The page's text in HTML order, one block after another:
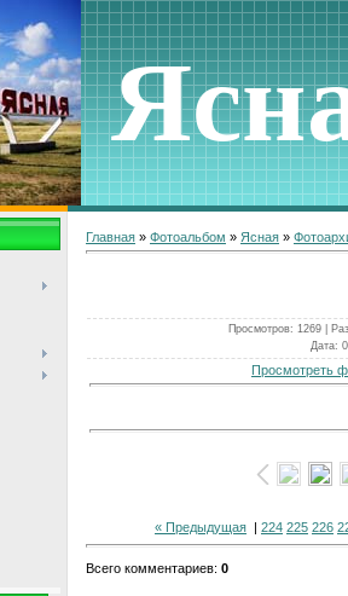
Главная » Фотоальбом » Ясная »
Просмотров: 1269 |
Дата:
Просмотреть
« Предыдущая | 224 225 226
Всего комментариев: 0